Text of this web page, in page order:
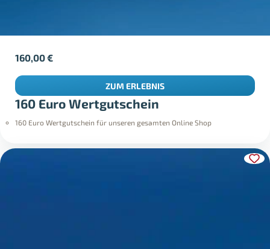
160 Euro Wertgutschein
160 Euro Wertgutschein für unseren gesamten Online Shop
160,00€
ZUM ERLEBNIS